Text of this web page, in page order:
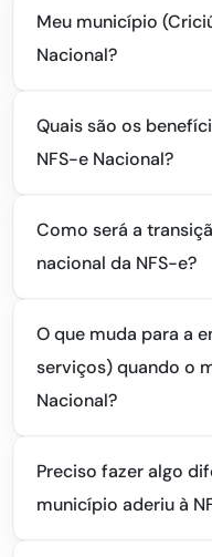
Meu município
Nacional?
Quais são os
NFS-e Nacional?
Como será a
nacional da NFS-e?
O que muda para a
serviços) quando o
Nacional?
Preciso fazer algo
município aderiu à